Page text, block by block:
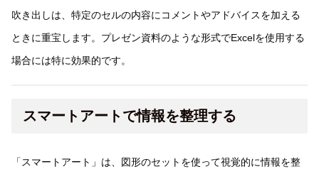
吹き出しは、特定のセルの内容にコメントやアドバイスを加える
ときに重宝します。プレゼン資料のような形式でExcelを使用する
場合には特に効果的です。
スマートアートで情報を整理する
「スマートアート」は、図形のセットを使って視覚的に情報を整